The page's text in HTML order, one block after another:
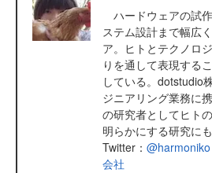
ハードウェアの試
ステム設計まで幅広
ア。ヒトとテクノロ
りを通して表現する
している。dotstudio
ジニアリング業務に
の研究者としてヒト
明らかにする研究に
Twitter： @harmoniko
会社